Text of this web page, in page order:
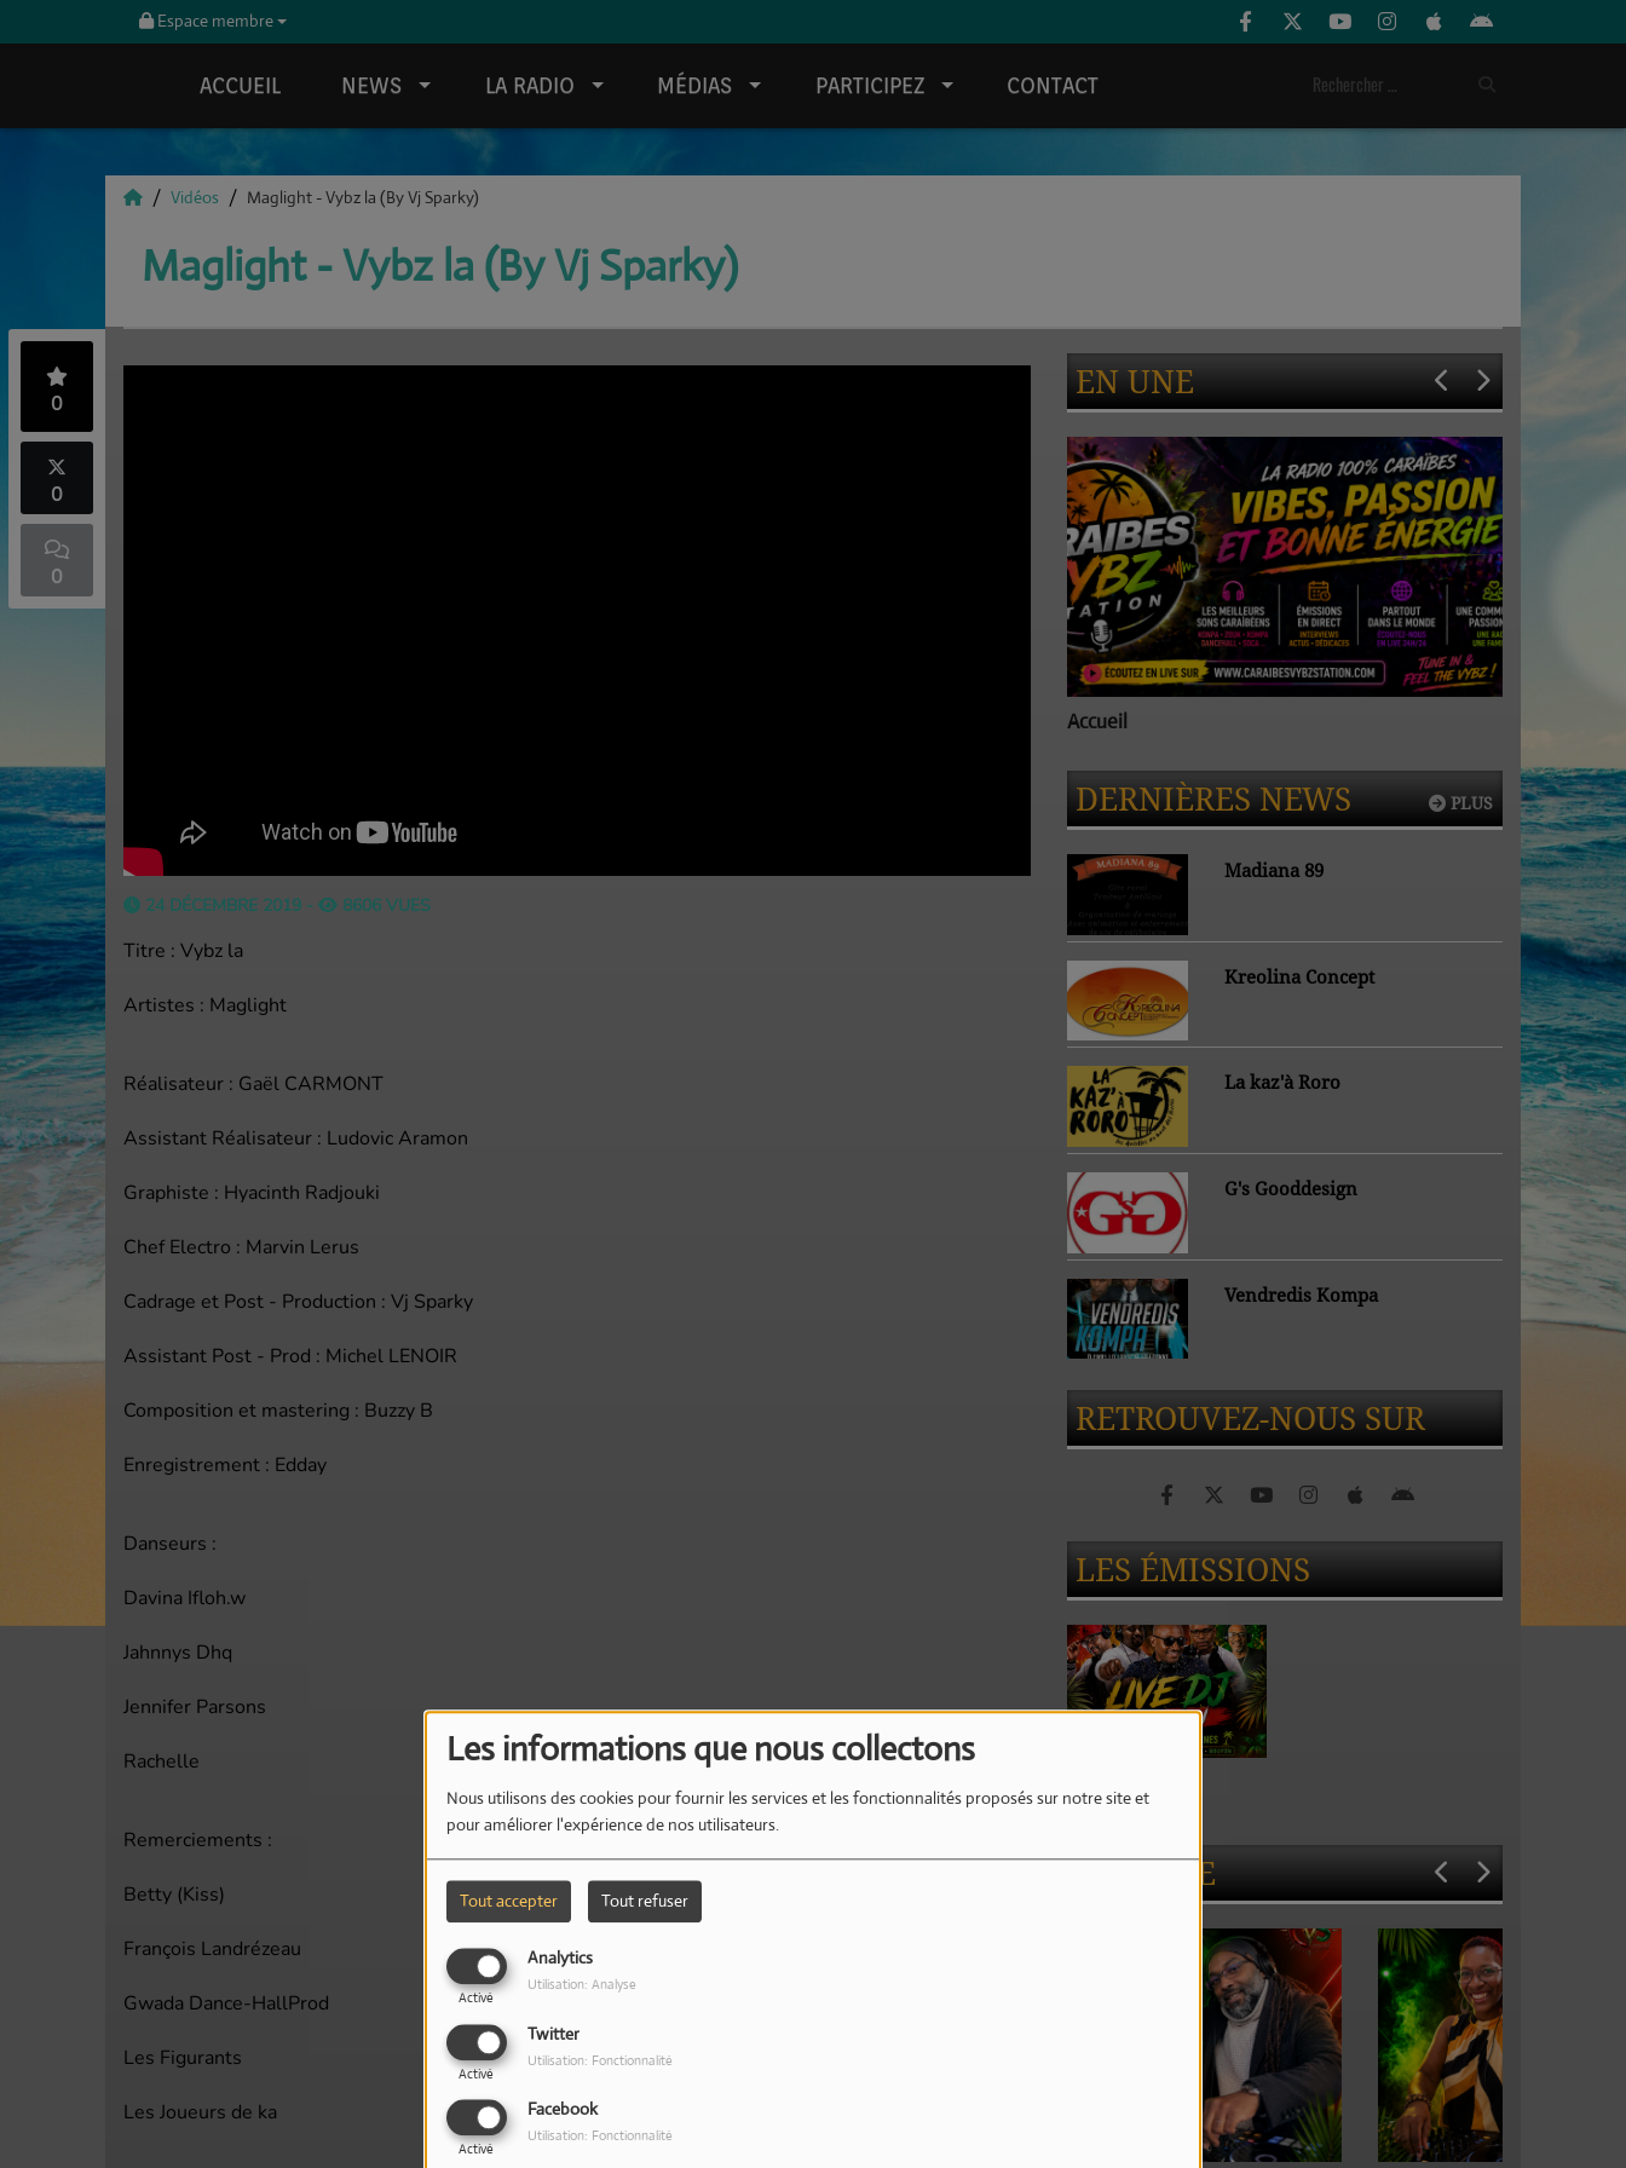
Les informations que nous collectons
Nous utilisons des cookies pour fournir les services et les fonctionnalités proposés sur notre site et
pour améliorer l'expérience de nos utilisateurs.
Tout accepter Tout refuser
Analytics
Activé
Utilisation: Analyse
Twitter
Activé
Utilisation: Fonctionnalité
Facebook
Activé
Utilisation: Fonctionnalité
Espace membre
ACCUEIL NEWS LA RADIO MÉDIAS PARTICIPEZ CONTACT
Vidéos Maglight - Vybz la (By Vj Sparky)
Maglight - Vybz la (By Vj Sparky)
0
0
0
24 DÉCEMBRE 2019 - 8606 VUES
Titre : Vybz la
Artistes : Maglight
Réalisateur : Gaël CARMONT
Assistant Réalisateur : Ludovic Aramon
Graphiste : Hyacinth Radjouki
Chef Electro : Marvin Lerus
Cadrage et Post - Production : Vj Sparky
Assistant Post - Prod : Michel LENOIR
Composition et mastering : Buzzy B
Enregistrement : Edday
Danseurs :
Davina Ifloh.w
Jahnnys Dhq
Jennifer Parsons
Rachelle
Remerciements :
Betty (Kiss)
François Landrézeau
Gwada Dance-HallProd
Les Figurants
Les Joueurs de ka
EN UNE
Accueil
PLUS
DERNIÈRES NEWS
Madiana 89
Kreolina Concept
La kaz'à Roro
G's Gooddesign
Vendredis Kompa
RETROUVEZ-NOUS SUR
LES ÉMISSIONS
L'ÉQUIPE